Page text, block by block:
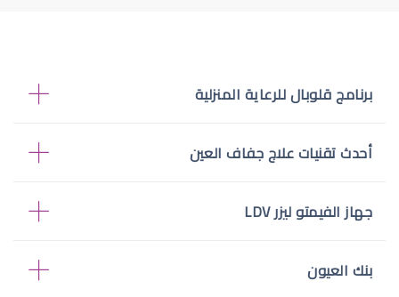
برنامج قلوبال للرعاية المنزلية
أحدث تقنيات علاج جفاف العين
جهاز الفيمتو ليزر LDV
بنك العيون